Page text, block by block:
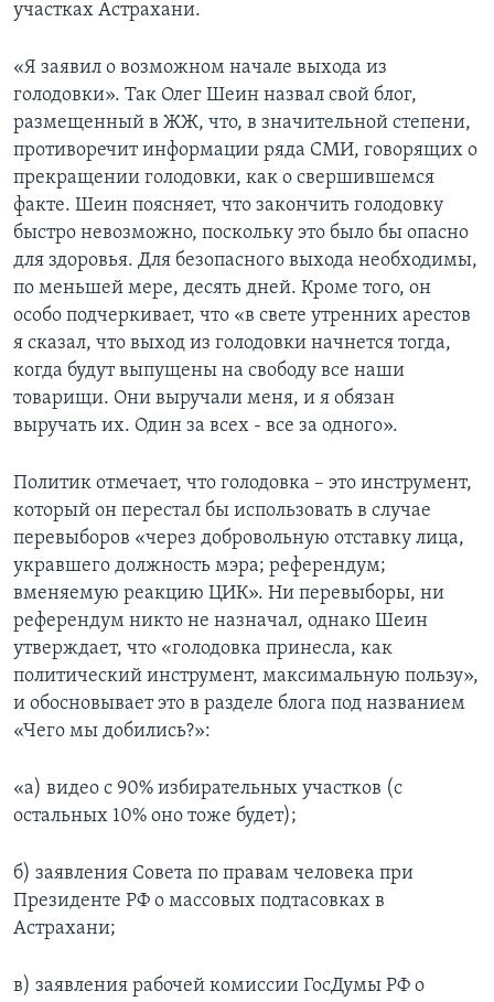
участках Астрахани.
«Я заявил о возможном начале выхода из
голодовки». Так Олег Шеин назвал свой блог,
размещенный в ЖЖ, что, в значительной степени,
противоречит информации ряда СМИ, говорящих о
прекращении голодовки, как о свершившемся
факте. Шеин поясняет, что закончить голодовку
быстро невозможно, поскольку это было бы опасно
для здоровья. Для безопасного выхода необходимы,
по меньшей мере, десять дней. Кроме того, он
особо подчеркивает, что «в свете утренних арестов
я сказал, что выход из голодовки начнется тогда,
когда будут выпущены на свободу все наши
товарищи. Они выручали меня, и я обязан
выручать их. Один за всех - все за одного».
Политик отмечает, что голодовка – это инструмент,
который он перестал бы использовать в случае
перевыборов «через добровольную отставку лица,
укравшего должность мэра; референдум;
вменяемую реакцию ЦИК». Ни перевыборы, ни
референдум никто не назначал, однако Шеин
утверждает, что «голодовка принесла, как
политический инструмент, максимальную пользу»,
и обосновывает это в разделе блога под названием
«Чего мы добились?»:
«а) видео с 90% избирательных участков (с
остальных 10% оно тоже будет);
б) заявления Совета по правам человека при
Президенте РФ о массовых подтасовках в
Астрахани;
в) заявления рабочей комиссии ГосДумы РФ о